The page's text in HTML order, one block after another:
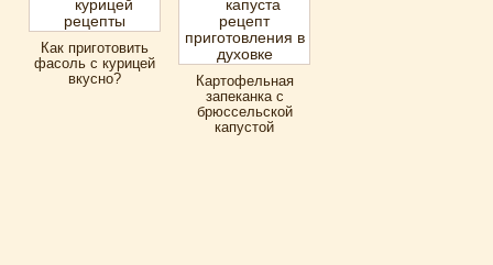
Как приготовить
фасоль с курицей
вкусно?
Картофельная
запеканка с
брюссельской
капустой